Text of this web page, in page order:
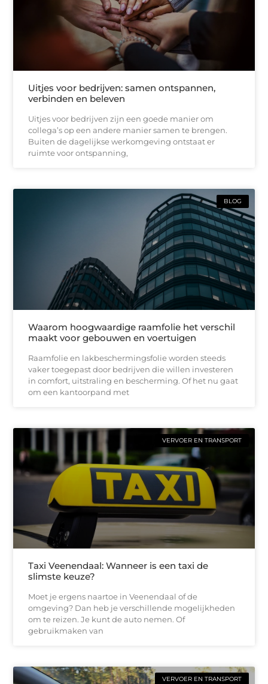
Uitjes voor bedrijven: samen ontspannen,
verbinden en beleven
Uitjes voor bedrijven zijn een goede manier om
collega’s op een andere manier samen te brengen.
Buiten de dagelijkse werkomgeving ontstaat er
ruimte voor ontspanning,
BLOG
Waarom hoogwaardige raamfolie het verschil
maakt voor gebouwen en voertuigen
Raamfolie en lakbeschermingsfolie worden steeds
vaker toegepast door bedrijven die willen investeren
in comfort, uitstraling en bescherming. Of het nu gaat
om een kantoorpand met
VERVOER EN TRANSPORT
Taxi Veenendaal: Wanneer is een taxi de
slimste keuze?
Moet je ergens naartoe in Veenendaal of de
omgeving? Dan heb je verschillende mogelijkheden
om te reizen. Je kunt de auto nemen. Of
gebruikmaken van
VERVOER EN TRANSPORT